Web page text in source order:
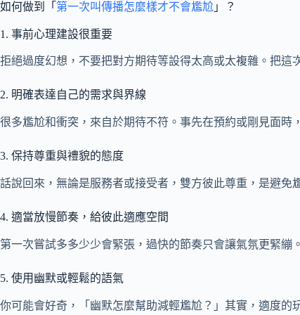
如何做到「 第一次叫傳播怎麼樣才不會尷尬 」？
1. 事前心理建設很重要
拒絕過度幻想，不要把對方期待等設得太高或太複雜。把這
2. 明確表達自己的需求與界線
很多尷尬和衝突，來自於期待不符。事先在預約或剛見面時
3. 保持尊重與禮貌的態度
話說回來，無論是服務者或接受者，雙方彼此尊重，是避免
4. 適當放慢節奏，給彼此適應空間
第一次嘗試多多少少會緊張，過快的節奏只會讓氣氛更緊繃
5. 使用幽默或輕鬆的語氣
你可能會好奇，「幽默怎麼幫助減輕尷尬？」其實，適度的